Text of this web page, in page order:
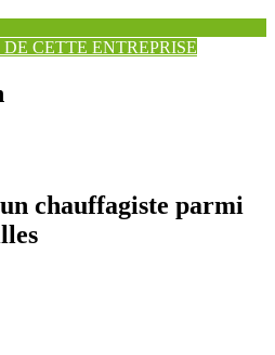
CETTE ENTREPRISE
chauffagiste parmi